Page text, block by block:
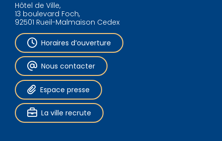
Hôtel de Ville,
13 boulevard Foch,
92501 Rueil-Malmaison Cedex
Horaires d’ouverture
Nous contacter
Espace presse
La ville recrute